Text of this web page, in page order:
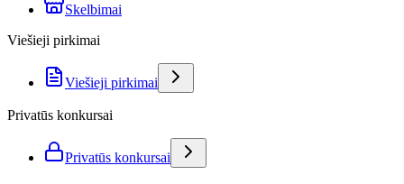
Skelbimai
Viešieji pirkimai
Viešieji pirkimai
Privatūs konkursai
Privatūs konkursai